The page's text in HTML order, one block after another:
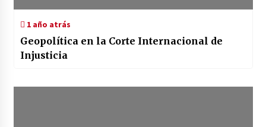
1 año atrás
Geopolítica en la Corte Internacional de
Injusticia